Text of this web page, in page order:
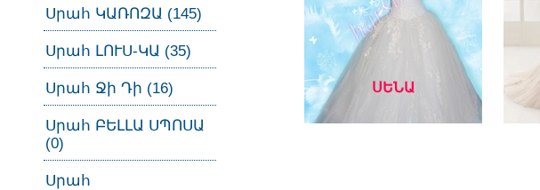
Սրահ ԿԱՌՈԶԱ (145)
Սրահ ԼՈՒՍ-ԿԱ (35)
Սրահ Ջի Դի (16)
Սրահ ԲԵԼԼԱ ՍՊՈՍԱ
(0)
Սրահ
ՍԵՆԱ